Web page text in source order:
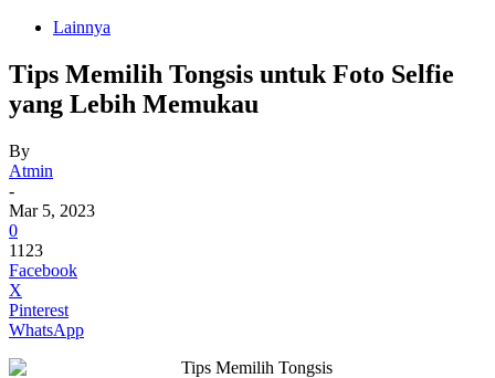
Lainnya
Tips Memilih Tongsis untuk Foto Selfie
yang Lebih Memukau
By
Atmin
-
Mar 5, 2023
0
1123
Facebook
X
Pinterest
WhatsApp